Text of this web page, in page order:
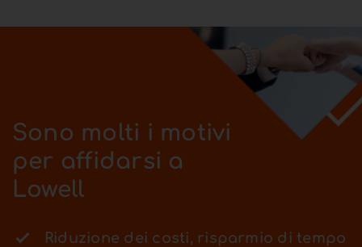
Sono molti i motivi
per affidarsi a
Lowell
Riduzione dei costi, risparmio di tempo